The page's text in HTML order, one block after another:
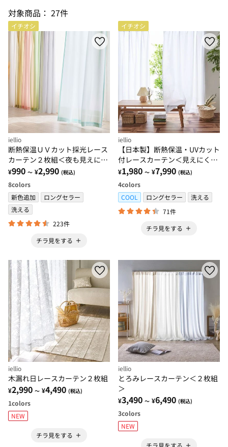
対象商品： 27件
イチオシ
iellio
断熱保温ＵＶカット採光レース
カーテン２枚組＜夜も見えにく
い・透けにくい・省エネ節電＞
¥990 ～ ¥2,990 (税込)
8colors
新色追加
ロングセラー
洗える
223件
チラ見をする
イチオシ
iellio
【日本製】断熱保温・UVカット
付レースカーテン＜見えにくい
レース・100サイズ・節電・省
エネ対策・日焼け対策・洗える
＞
¥1,980 ～ ¥7,990 (税込)
4colors
COOL
ロングセラー
洗える
71件
チラ見をする
iellio
木漏れ日レースカーテン２枚組
¥2,990 ～ ¥4,490 (税込)
1colors
NEW
チラ見をする
iellio
とろみレースカーテン＜２枚組
＞
¥3,490 ～ ¥6,490 (税込)
3colors
NEW
チラ見をする